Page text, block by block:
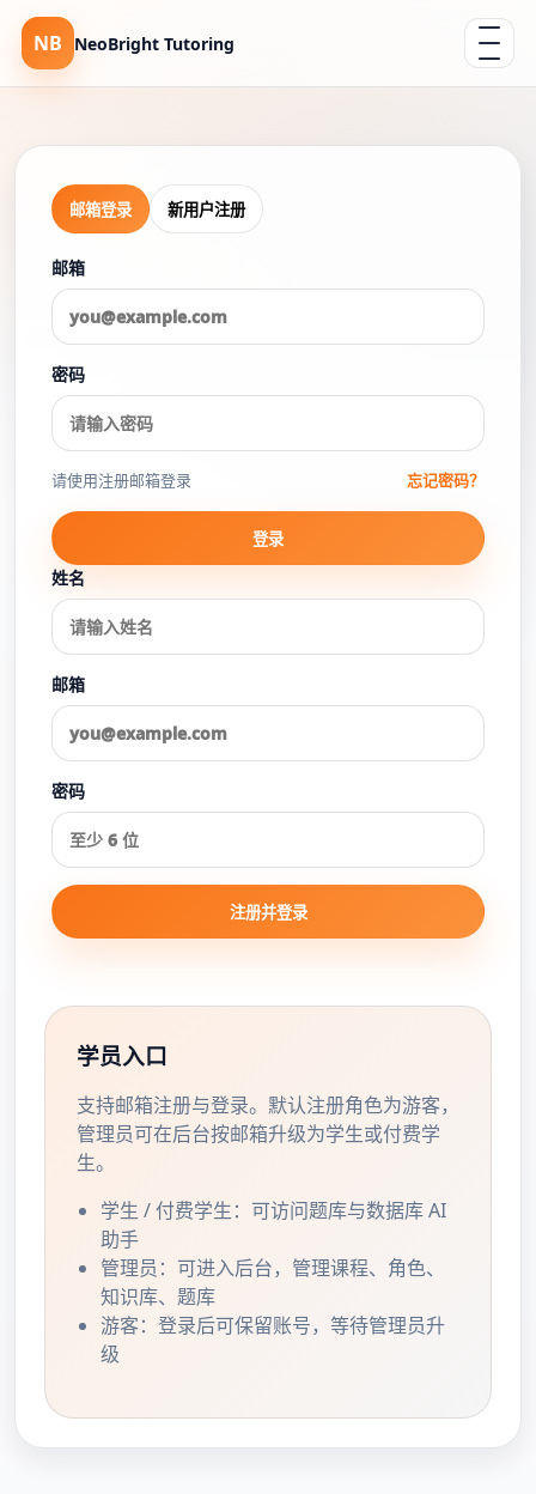
NB NeoBright Tutoring
邮箱登录 新用户注册
邮箱
密码
请使用注册邮箱登录 忘记密码？
登录
姓名
邮箱
密码
注册并登录
学员入口
支持邮箱注册与登录。默认注册角色为游客，
管理员可在后台按邮箱升级为学生或付费学
生。
学生 / 付费学生：可访问题库与数据库 AI
助手
管理员：可进入后台，管理课程、角色、
知识库、题库
游客：登录后可保留账号，等待管理员升
级